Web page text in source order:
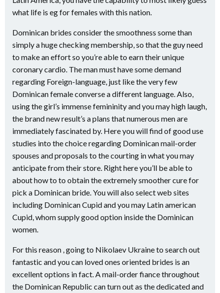
what life is eg for females with this nation.
Dominican brides consider the smoothness some than
simply a huge checking membership, so that the guy need
to make an effort so you’re able to earn their unique
coronary cardio. The man must have some demand
regarding Foreign-language, just like the very few
Dominican female converse a different language. Also,
using the girl’s immense femininity and you may high laugh,
the brand new result’s a plans that numerous men are
immediately fascinated by. Here you will find of good use
studies into the choice regarding Dominican mail-order
spouses and proposals to the courting in what you may
anticipate from their store. Right here you’ll be able to
about how to to obtain the extremely smoother cure for
pick a Dominican bride. You will also select web sites
including Dominican Cupid and you may Latin american
Cupid, whom supply good option inside the Dominican
women.
For this reason , going to Nikolaev Ukraine to search out
fantastic and you can loved ones oriented brides is an
excellent options in fact. A mail-order fiance throughout
the Dominican Republic can turn out as the dedicated and